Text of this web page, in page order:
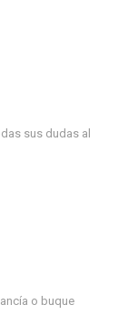
sus dudas al
o buque